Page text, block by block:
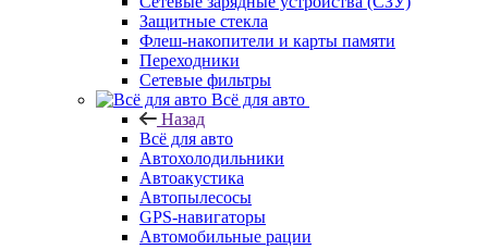
Защитные стекла
Флеш-накопители и карты памяти
Переходники
Сетевые фильтры
Всё для авто
Назад
Всё для авто
Автохолодильники
Автоакустика
Автопылесосы
GPS-навигаторы
Автомобильные рации